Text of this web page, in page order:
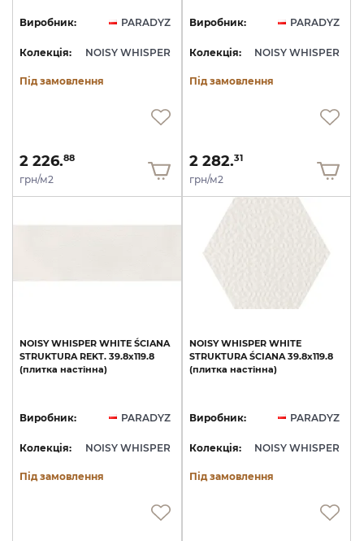
Виробник: PARADYZ
Колекція: NOISY WHISPER
Під замовлення
2 226.88
грн/м2
Виробник: PARADYZ
Колекція: NOISY WHISPER
Під замовлення
2 282.31
грн/м2
NOISY WHISPER WHITE ŚCIANA
STRUKTURA REKT. 39.8х119.8
(плитка настінна)
Виробник: PARADYZ
Колекція: NOISY WHISPER
Під замовлення
NOISY WHISPER WHITE
STRUKTURA ŚCIANA 39.8х119.8
(плитка настінна)
Виробник: PARADYZ
Колекція: NOISY WHISPER
Під замовлення